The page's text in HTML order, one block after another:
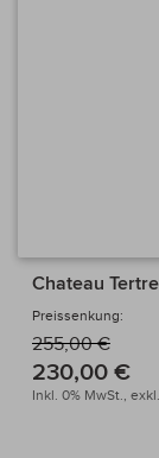
Chateau
Preissenkung:
255,00 €
230,00 €
Inkl. 0% MwSt., exkl.